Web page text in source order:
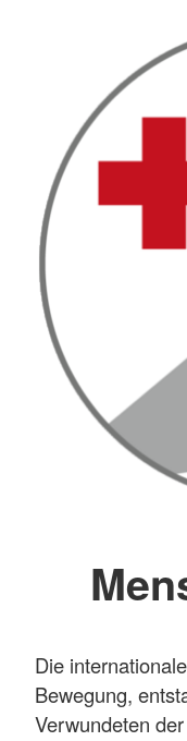
Die
Bewegung,
Verwundeten